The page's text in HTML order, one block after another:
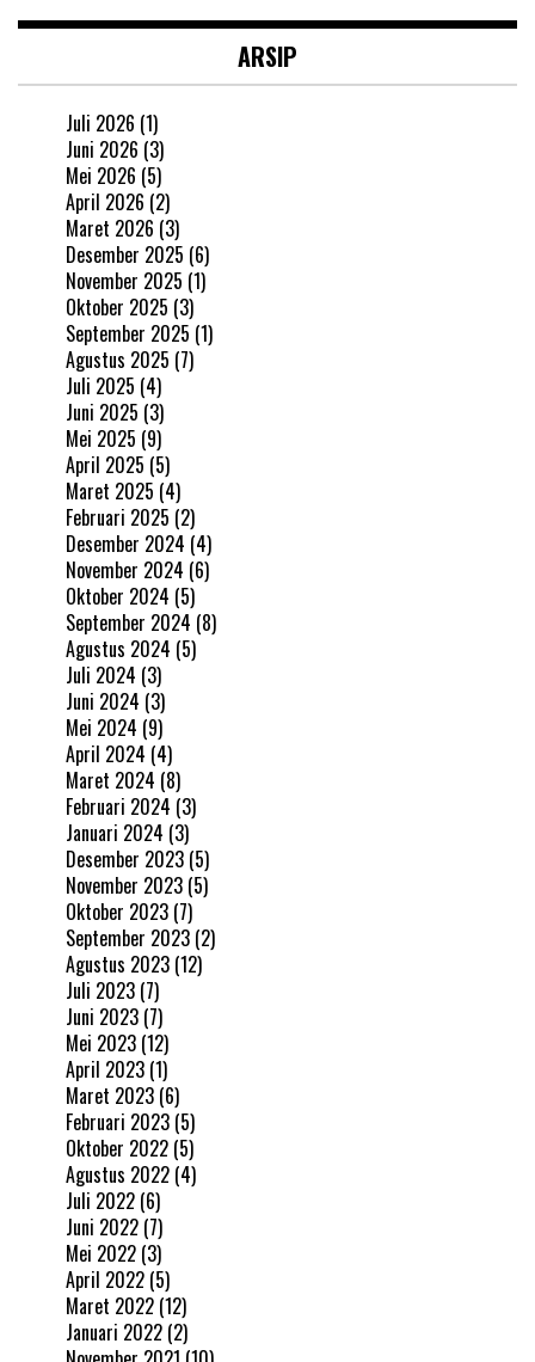
ARSIP
Juli 2026 (1)
Juni 2026 (3)
Mei 2026 (5)
April 2026 (2)
Maret 2026 (3)
Desember 2025 (6)
November 2025 (1)
Oktober 2025 (3)
September 2025 (1)
Agustus 2025 (7)
Juli 2025 (4)
Juni 2025 (3)
Mei 2025 (9)
April 2025 (5)
Maret 2025 (4)
Februari 2025 (2)
Desember 2024 (4)
November 2024 (6)
Oktober 2024 (5)
September 2024 (8)
Agustus 2024 (5)
Juli 2024 (3)
Juni 2024 (3)
Mei 2024 (9)
April 2024 (4)
Maret 2024 (8)
Februari 2024 (3)
Januari 2024 (3)
Desember 2023 (5)
November 2023 (5)
Oktober 2023 (7)
September 2023 (2)
Agustus 2023 (12)
Juli 2023 (7)
Juni 2023 (7)
Mei 2023 (12)
April 2023 (1)
Maret 2023 (6)
Februari 2023 (5)
Oktober 2022 (5)
Agustus 2022 (4)
Juli 2022 (6)
Juni 2022 (7)
Mei 2022 (3)
April 2022 (5)
Maret 2022 (12)
Januari 2022 (2)